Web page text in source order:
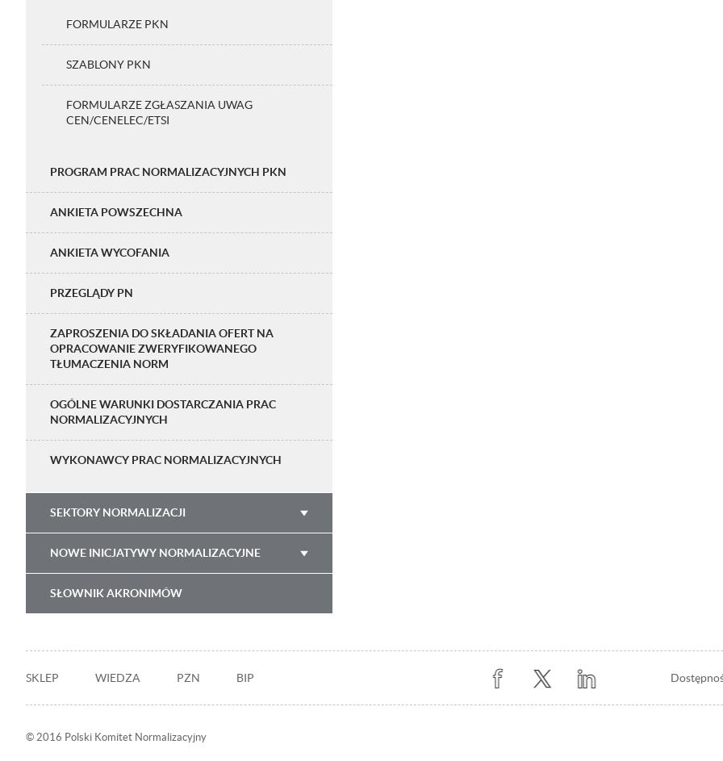
FORMULARZE PKN
SZABLONY PKN
FORMULARZE ZGŁASZANIA UWAG
CEN/CENELEC/ETSI
PROGRAM PRAC NORMALIZACYJNYCH PKN
ANKIETA POWSZECHNA
ANKIETA WYCOFANIA
PRZEGLĄDY PN
ZAPROSZENIA DO SKŁADANIA OFERT NA
OPRACOWANIE ZWERYFIKOWANEGO
TŁUMACZENIA NORM
OGÓLNE WARUNKI DOSTARCZANIA PRAC
NORMALIZACYJNYCH
WYKONAWCY PRAC NORMALIZACYJNYCH
SEKTORY NORMALIZACJI
NOWE INICJATYWY NORMALIZACYJNE
SŁOWNIK AKRONIMÓW
Stopka
SKLEP WIEDZA PZN BIP
Stopka
© 2016 Polski Komitet Normalizacyjny